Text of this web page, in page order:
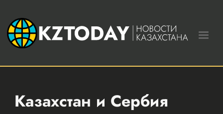
Казахстан и Сербия